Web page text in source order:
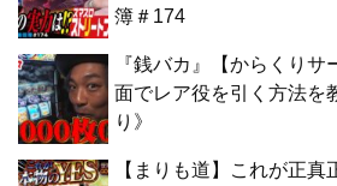
簿＃174
『銭バカ』【からくり
面でレア役を引く方法を
り》
【まりも道】これが正